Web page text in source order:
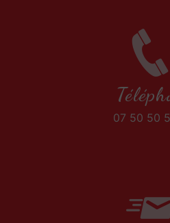
07 50 50